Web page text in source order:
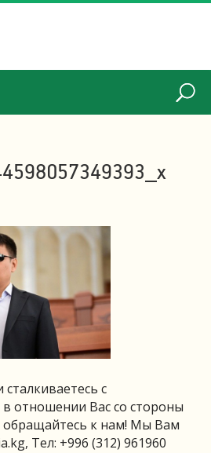
с
отношении Вас со стороны
обращайтесь к нам! Мы Вам
, Тел: +996 (312) 961960